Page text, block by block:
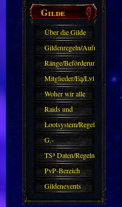
Gilde
Über die Gilde
(DAW)
Gildenregeln/Aufnahme
Ränge/Beförderungen
Mitglieder/Eq/Lvl
Woher wir alle
kommen.
Raids und
Zubehör
Lootsystem/Regeln
G.-
Sparkasse/Goldleihen
TS³ Daten/Regeln
PvP-Bereich
Gildenevents